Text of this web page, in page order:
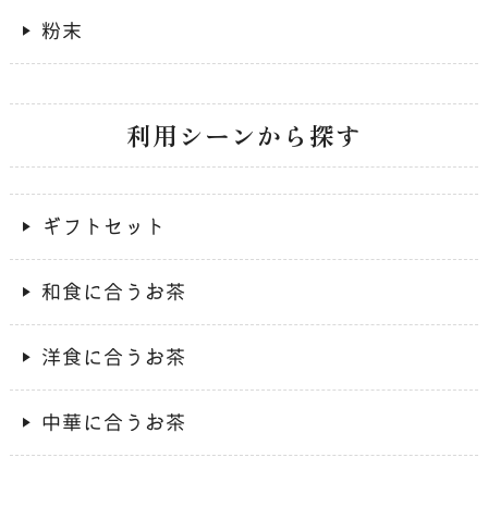
粉末
利用シーンから探す
ギフトセット
和食に合うお茶
洋食に合うお茶
中華に合うお茶